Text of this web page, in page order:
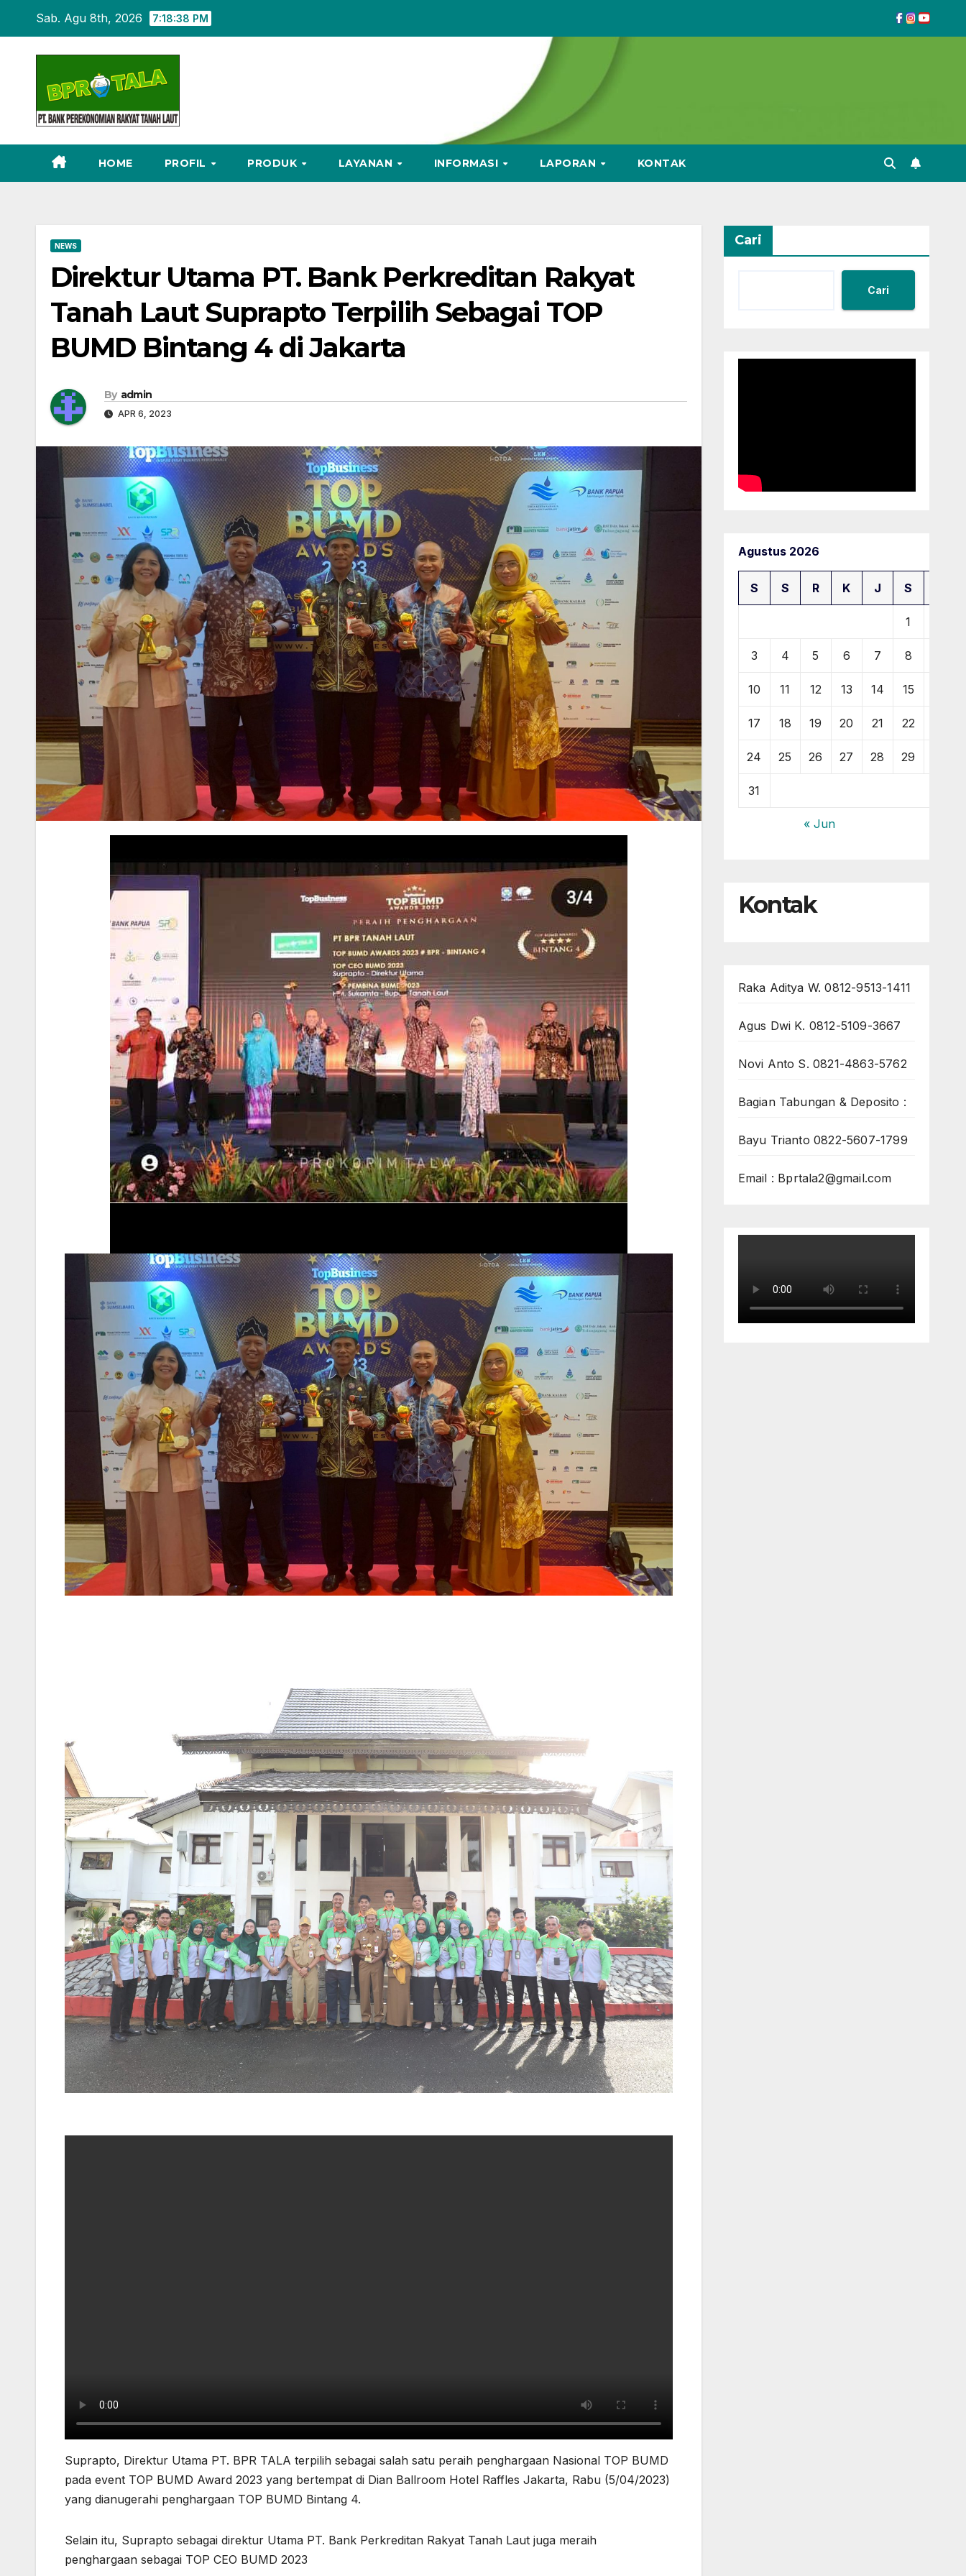
content
Sab. Agu 8th, 2026 7:18:39 PM
HOME PROFIL PRODUK LAYANAN INFORMASI LAPORAN KONTAK
NEWS
Direktur Utama PT. Bank Perkreditan Rakyat
Tanah Laut Suprapto Terpilih Sebagai TOP
BUMD Bintang 4 di Jakarta
By admin
APR 6, 2023
Suprapto, Direktur Utama PT. BPR TALA terpilih sebagai salah satu peraih penghargaan Nasional TOP BUMD
pada event TOP BUMD Award 2023 yang bertempat di Dian Ballroom Hotel Raffles Jakarta, Rabu (5/04/2023)
yang dianugerahi penghargaan TOP BUMD Bintang 4.
Selain itu, Suprapto sebagai direktur Utama PT. Bank Perkreditan Rakyat Tanah Laut juga meraih
penghargaan sebagai TOP CEO BUMD 2023
Cari
Cari
Agustus 2026
S S R K J S
1
3 4 5 6 7 8
10 11 12 13 14 15
17 18 19 20 21 22
24 25 26 27 28 29
31
« Jun
Kontak
Raka Aditya W. 0812-9513-1411
Agus Dwi K. 0812-5109-3667
Novi Anto S. 0821-4863-5762
Bagian Tabungan & Deposito :
Bayu Trianto 0822-5607-1799
Email : Bprtala2@gmail.com